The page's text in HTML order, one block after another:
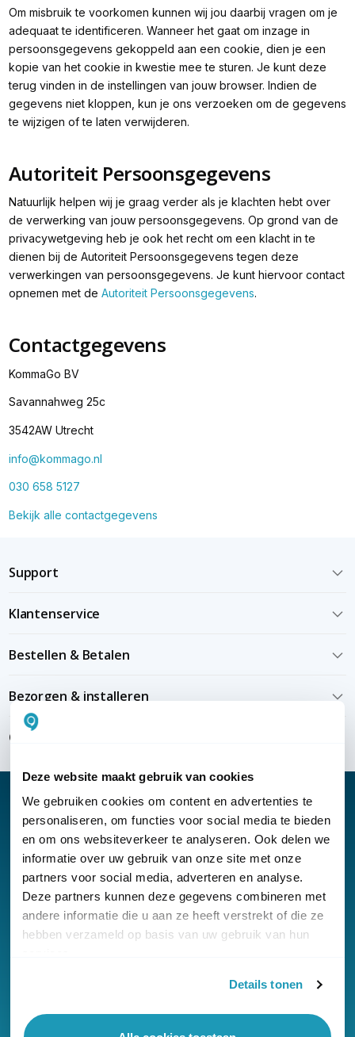
Deze website maakt gebruik van cookies
We gebruiken cookies om content en advertenties te
personaliseren, om functies voor social media te bieden
en om ons websiteverkeer te analyseren. Ook delen we
informatie over uw gebruik van onze site met onze
partners voor social media, adverteren en analyse.
Deze partners kunnen deze gegevens combineren met
andere informatie die u aan ze heeft verstrekt of die ze
hebben verzameld op basis van uw gebruik van hun
Details tonen
Om misbruik te voorkomen kunnen wij jou daarbij vragen om je
adequaat te identificeren. Wanneer het gaat om inzage in
persoonsgegevens gekoppeld aan een cookie, dien je een
kopie van het cookie in kwestie mee te sturen. Je kunt deze
terug vinden in de instellingen van jouw browser. Indien de
gegevens niet kloppen, kun je ons verzoeken om de gegevens
te wijzigen of te laten verwijderen.
Autoriteit Persoonsgegevens
Natuurlijk helpen wij je graag verder als je klachten hebt over
de verwerking van jouw persoonsgegevens. Op grond van de
privacywetgeving heb je ook het recht om een klacht in te
dienen bij de Autoriteit Persoonsgegevens tegen deze
verwerkingen van persoonsgegevens. Je kunt hiervoor contact
opnemen met de Autoriteit Persoonsgegevens.
Contactgegevens
KommaGo BV
Savannahweg 25c
3542AW Utrecht
info@kommago.nl
030 658 5127
Bekijk alle contactgegevens
Support
Klantenservice
Bestellen & Betalen
Bezorgen & installeren
Over KommaGo
Nieuwsbrief
Klantenservice